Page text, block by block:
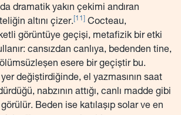
dramatik yakın çekimi andıran
altını çizer. [11]
Cocteau,
görüntüye geçişi, metafizik bir etki
cansızdan canlıya, bedenden tine,
esere bir geçiştir bu.
yer değiştirdiğinde, el yazmasının saat
nabzının attığı, canlı madde gibi
Beden ise katılaşıp solar ve en